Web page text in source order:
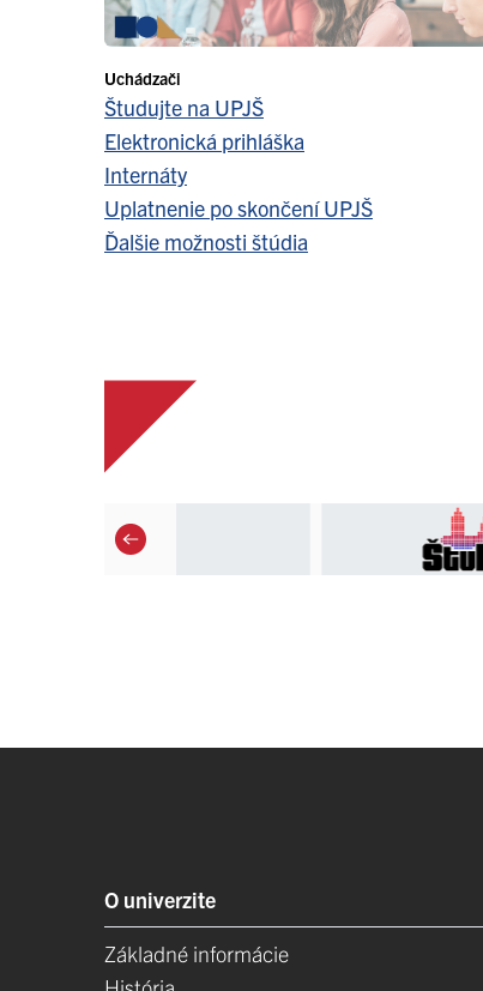
Uchádzači
Študujte na UPJŠ
Elektronická prihláška
Internáty
Uplatnenie po skončení UPJŠ
Ďalšie možnosti štúdia
O univerzite
Základné informácie